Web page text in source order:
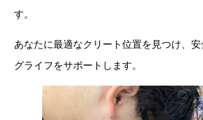
す。
あなたに最適なクリート位置を見つけ、
グライフをサポートします。